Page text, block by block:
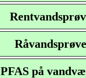
PFAS på